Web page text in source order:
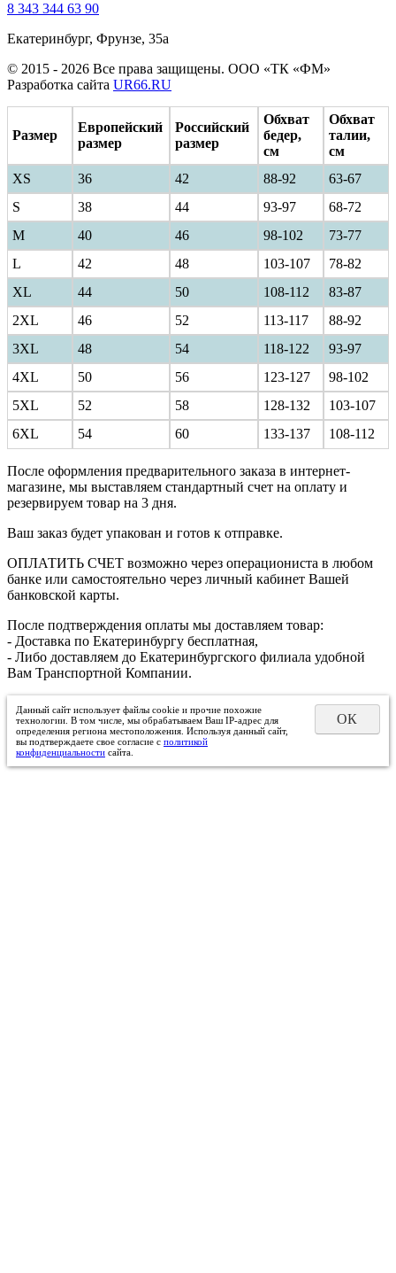
8 343 344 63 90
Екатеринбург, Фрунзе, 35а
© 2015 - 2026 Все права защищены. ООО «ТК «ФМ»
Разработка сайта UR66.RU
Размер
Европейский
размер
Российский
размер
Обхват
бедер,
см
Обхват
талии,
см
XS
36 42 88-92
63-67
S
38 44 93-97
68-72
M
40 46 98-102
73-77
L
42 48 103-107
78-82
XL
44 50 108-112
83-87
2XL
46 52 113-117
88-92
3XL
48 54 118-122
93-97
4XL
50 56 123-127
98-102
5XL
52 58 128-132
103-107
6XL
54 60 133-137 108-112
После оформления предварительного заказа в интернет-
магазине, мы выставляем стандартный счет на оплату и
резервируем товар на 3 дня.
Ваш заказ будет упакован и готов к отправке.
ОПЛАТИТЬ СЧЕТ возможно через операциониста в любом
банке или самостоятельно через личный кабинет Вашей
банковской карты.
После подтверждения оплаты мы доставляем товар:
- Доставка по Екатеринбургу бесплатная,
- Либо доставляем до Екатеринбургского филиала удобной
Вам Транспортной Компании.
Данный сайт использует файлы cookie и прочие похожие
технологии. В том числе, мы обрабатываем Ваш IP-адрес для
определения региона местоположения. Используя данный сайт,
вы подтверждаете свое согласие с политикой
конфиденциальности сайта.
ОК